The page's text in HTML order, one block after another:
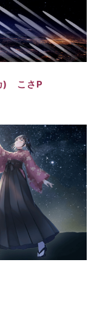
) こさP